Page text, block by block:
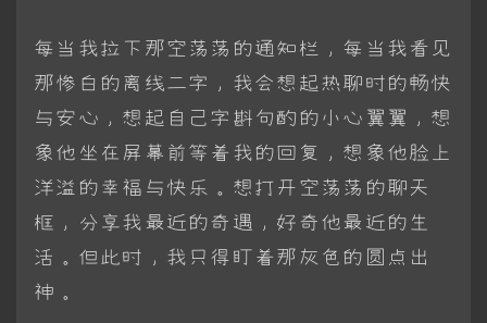
每当我拉下那空荡荡的通知栏，每当我看见
那惨白的离线二字，我会想起热聊时的畅快
与安心，想起自己字斟句酌的小心翼翼，想
象他坐在屏幕前等着我的回复，想象他脸上
洋溢的幸福与快乐。想打开空荡荡的聊天
框，分享我最近的奇遇，好奇他最近的生
活。但此时，我只得盯着那灰色的圆点出
神。